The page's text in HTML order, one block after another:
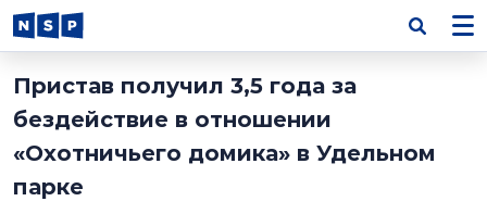
Пристав получил 3,5 года за
бездействие в отношении
«Охотничьего домика» в Удельном
парке